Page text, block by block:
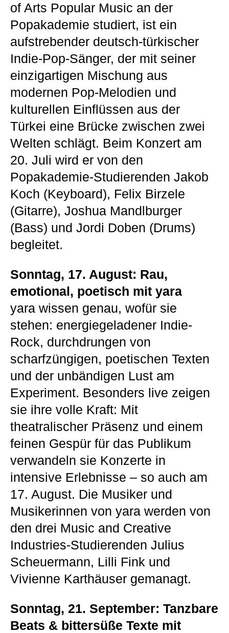
of Arts Popular Music an der
Popakademie studiert, ist ein
aufstrebender deutsch-türkischer
Indie-Pop-Sänger, der mit seiner
einzigartigen Mischung aus
modernen Pop-Melodien und
kulturellen Einflüssen aus der
Türkei eine Brücke zwischen zwei
Welten schlägt. Beim Konzert am
20. Juli wird er von den
Popakademie-Studierenden Jakob
Koch (Keyboard), Felix Birzele
(Gitarre), Joshua Mandlburger
(Bass) und Jordi Doben (Drums)
begleitet.
Sonntag, 17. August: Rau,
emotional, poetisch mit yara
yara wissen genau, wofür sie
stehen: energiegeladener Indie-
Rock, durchdrungen von
scharfzüngigen, poetischen Texten
und der unbändigen Lust am
Experiment. Besonders live zeigen
sie ihre volle Kraft: Mit
theatralischer Präsenz und einem
feinen Gespür für das Publikum
verwandeln sie Konzerte in
intensive Erlebnisse – so auch am
17. August. Die Musiker und
Musikerinnen von yara werden von
den drei Music and Creative
Industries-Studierenden Julius
Scheuermann, Lilli Fink und
Vivienne Karthäuser gemanagt.
Sonntag, 21. September: Tanzbare
Beats & bittersüße Texte mit